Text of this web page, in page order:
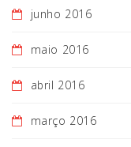
junho 2016
maio 2016
abril 2016
março 2016